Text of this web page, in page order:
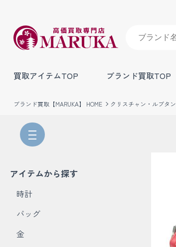
買取アイテムTOP ブランド買取TOP
ブランド買取【MARUKA】 HOME クリスチャン・ルブタン
アイテムから探す
時計
バッグ
金